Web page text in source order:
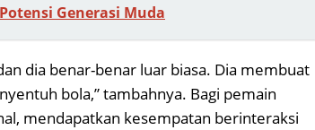
Generasi Muda
dia benar-benar luar biasa. Dia membuat
bola,” tambahnya. Bagi pemain
mendapatkan kesempatan berinteraksi